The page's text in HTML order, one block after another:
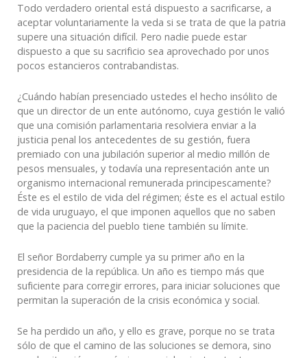
Todo verdadero oriental está dispuesto a sacrificarse, a
aceptar voluntariamente la veda si se trata de que la patria
supere una situación difícil. Pero nadie puede estar
dispuesto a que su sacrificio sea aprovechado por unos
pocos estancieros contrabandistas.
¿Cuándo habían presenciado ustedes el hecho insólito de
que un director de un ente autónomo, cuya gestión le valió
que una comisión parlamentaria resolviera enviar a la
justicia penal los antecedentes de su gestión, fuera
premiado con una jubilación superior al medio millón de
pesos mensuales, y todavía una representación ante un
organismo internacional remunerada principescamente?
Éste es el estilo de vida del régimen; éste es el actual estilo
de vida uruguayo, el que imponen aquellos que no saben
que la paciencia del pueblo tiene también su límite.
El señor Bordaberry cumple ya su primer año en la
presidencia de la república. Un año es tiempo más que
suficiente para corregir errores, para iniciar soluciones que
permitan la superación de la crisis económica y social.
Se ha perdido un año, y ello es grave, porque no se trata
sólo de que el camino de las soluciones se demora, sino